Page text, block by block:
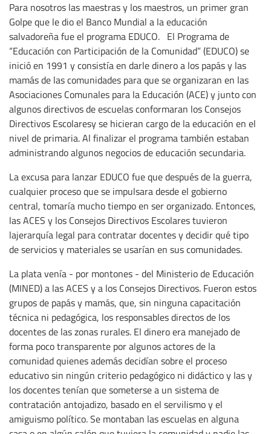
Para nosotros las maestras y los maestros, un primer gran
Golpe que le dio el Banco Mundial a la educación
salvadoreña fue el programa EDUCO. El Programa de
“Educación con Participación de la Comunidad” (EDUCO) se
inició en 1991 y consistía en darle dinero a los papás y las
mamás de las comunidades para que se organizaran en las
Asociaciones Comunales para la Educación (ACE) y junto con
algunos directivos de escuelas conformaran los Consejos
Directivos Escolaresy se hicieran cargo de la educación en el
nivel de primaria. Al finalizar el programa también estaban
administrando algunos negocios de educación secundaria.
La excusa para lanzar EDUCO fue que después de la guerra,
cualquier proceso que se impulsara desde el gobierno
central, tomaría mucho tiempo en ser organizado. Entonces,
las ACES y los Consejos Directivos Escolares tuvieron
lajerarquía legal para contratar docentes y decidir qué tipo
de servicios y materiales se usarían en sus comunidades.
La plata venía - por montones - del Ministerio de Educación
(MINED) a las ACES y a los Consejos Directivos. Fueron estos
grupos de papás y mamás, que, sin ninguna capacitación
técnica ni pedagógica, los responsables directos de los
docentes de las zonas rurales. El dinero era manejado de
forma poco transparente por algunos actores de la
comunidad quienes además decidían sobre el proceso
educativo sin ningún criterio pedagógico ni didáctico y las y
los docentes tenían que someterse a un sistema de
contratación antojadizo, basado en el servilismo y el
amiguismo político. Se montaban las escuelas en alguna